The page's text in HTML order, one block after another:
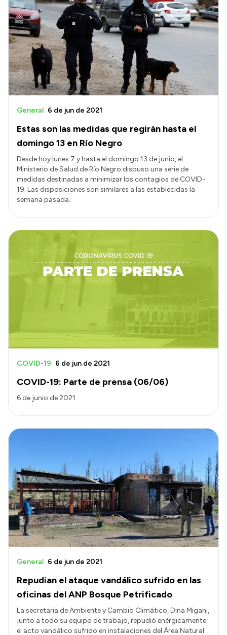
Estas son las medidas que regirán hasta el
domingo 13 en Río Negro
General 6 de jun de 2021
Desde hoy lunes 7 y hasta el domingo 13 de junio, el
Ministerio de Salud de Río Negro dispuso una serie de
medidas destinadas a minimizar los contagios de COVID-
19. Las disposiciones son similares a las establecidas la
semana pasada.
COVID-19: Parte de prensa (06/06)
COVID-19 6 de jun de 2021
6 de junio de 2021
Repudian el ataque vandálico sufrido en las
oficinas del ANP Bosque Petrificado
General 6 de jun de 2021
La secretaria de Ambiente y Cambio Climático, Dina Migani,
junto a todo su equipo de trabajo, repudió enérgicamente
el acto vandálico sufrido en instalaciones del Área Natural